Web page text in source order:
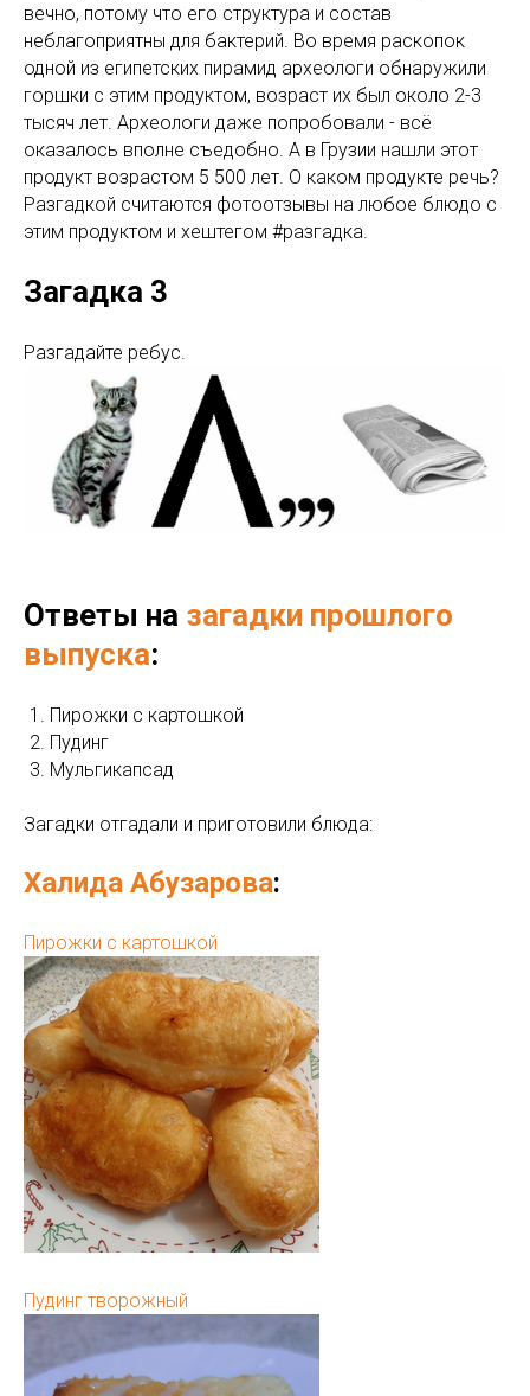
вечно, потому что его структура и состав
неблагоприятны для бактерий. Во время раскопок
одной из египетских пирамид археологи обнаружили
горшки с этим продуктом, возраст их был около 2-3
тысяч лет. Археологи даже попробовали - всё
оказалось вполне съедобно. А в Грузии нашли этот
продукт возрастом 5 500 лет. О каком продукте речь?
Разгадкой считаются фотоотзывы на любое блюдо с
этим продуктом и хештегом #разгадка.
Загадка 3
Разгадайте ребус.
Ответы на загадки прошлого
выпуска:
Пирожки с картошкой
Пудинг
Мульгикапсад
Загадки отгадали и приготовили блюда:
Халида Абузарова:
Пирожки с картошкой
Пудинг творожный